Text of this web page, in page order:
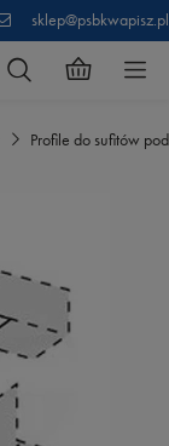
sklep@psbkwapisz.pl
Profile do sufitów